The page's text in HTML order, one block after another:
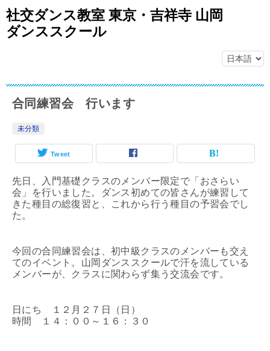
社交ダンス教室 東京・吉祥寺 山岡
ダンススクール
合同練習会 行います
未分類
Tweet
先日、入門基礎クラスのメンバー限定で「おさらい
会」を行いました。ダンス初めての皆さんが練習して
きた種目の総復習と、これから行う種目の予習会でし
た。
今回の合同練習会は、初中級クラスのメンバーも交え
てのイベント。山岡ダンススクールで汗を流している
メンバーが、クラスに関わらず集う交流会です。
日にち １２月２７日（日）
時間 １４：００～１６：３０